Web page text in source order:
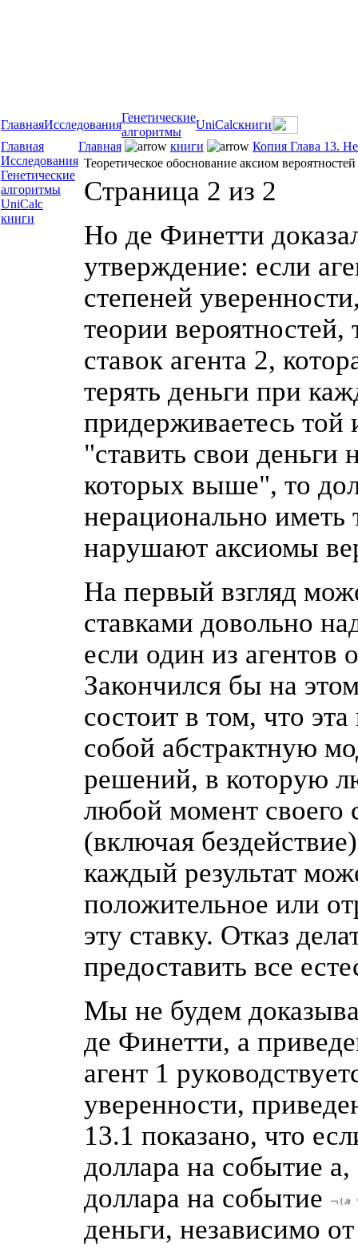
ГлавнаяИсследования
Генетические
алгоритмы
UniCalcкниги
Главная
Исследования
Генетические
алгоритмы
UniCalc
книги
Главная книги
Копия Глава 13.
Теоретическое обоснование аксиом вероятностей
Страница 2 из 2
Но де Финетти
утверждение: если
степеней
теории вероятностей,
ставок агента 2,
терять деньги при
придерживаетесь той
"ставить свои деньги
которых выше", то
нерационально иметь
нарушают аксиомы
На первый взгляд
ставками довольно
если один из агентов
Закончился бы на
состоит в том, что
собой абстрактную
решений, в которую
любой момент своего
(включая
каждый результат
положительное или
эту ставку. Отказ
предоставить все
Мы не будем
де Финетти, а
агент 1
уверенности,
13.1 показано, что
доллара на событие
доллара на событие
деньги, независимо